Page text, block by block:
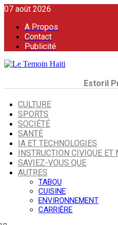
07 août 2026
A Propos
Contact
Publicité
Estoril
CULTURE
SPORTS
SOCIÉTÉ
SANTÉ
IA ET TECHNOLOGIES
INSTRUCTION CIVIQUE ET
SAVIEZ-VOUS QUE
AUTRES
TABOU
CUISINE
ENVIRONNEMENT
CARRIÈRE